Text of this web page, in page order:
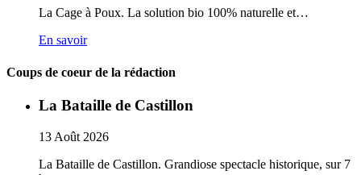
La Cage à Poux. La solution bio 100% naturelle et…
En savoir
Coups de coeur de la rédaction
La Bataille de Castillon
13 Août 2026
La Bataille de Castillon. Grandiose spectacle historique, sur 7